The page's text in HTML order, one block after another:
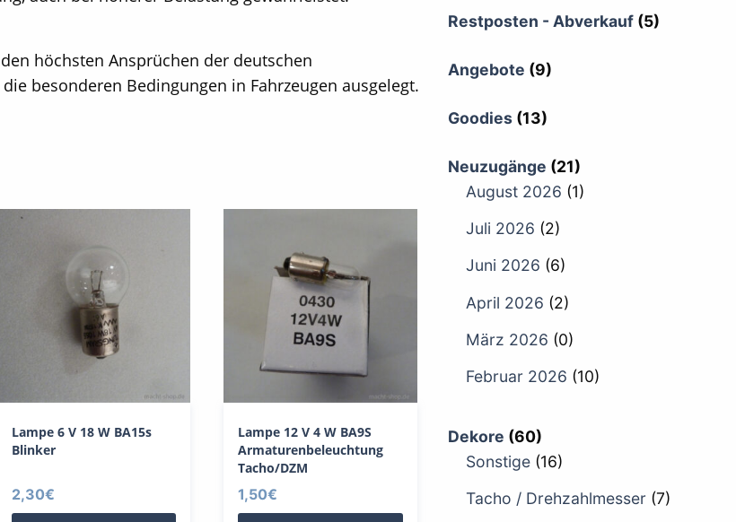
höchsten Ansprüchen der deutschen
besonderen Bedingungen in Fahrzeugen ausgelegt.
Lampe 6 V 18 W BA15s
Blinker
2,30€
Lampe 12 V 4 W BA9S
Armaturenbeleuchtung
Tacho/DZM
1,50€
Restposten - Abverkauf (5)
Angebote (9)
Goodies (13)
Neuzugänge (21)
August 2026 (1)
Juli 2026 (2)
Juni 2026 (6)
April 2026 (2)
März 2026 (0)
Februar 2026 (10)
Dekore (60)
Sonstige (16)
Tacho / Drehzahlmesser (7)